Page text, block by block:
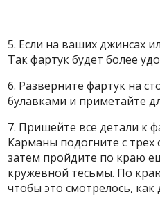
5. Если на ваших джинсах
Так фартук будет более
6. Разверните фартук на
булавками и приметайте
7. Пришейте все детали к
Карманы подогните с
затем пройдите по краю
кружевной тесьмы. По
чтобы это смотрелось,